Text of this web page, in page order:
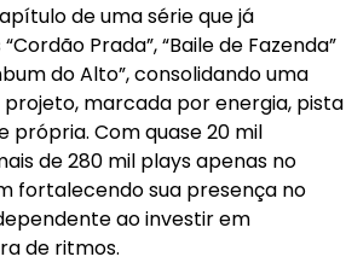
de uma série que já
Prada”, “Baile de Fazenda”
do Alto”, consolidando uma
marcada por energia, pista
própria. Com quase 20 mil
de 280 mil plays apenas no
fortalecendo sua presença no
ao investir em
de ritmos.